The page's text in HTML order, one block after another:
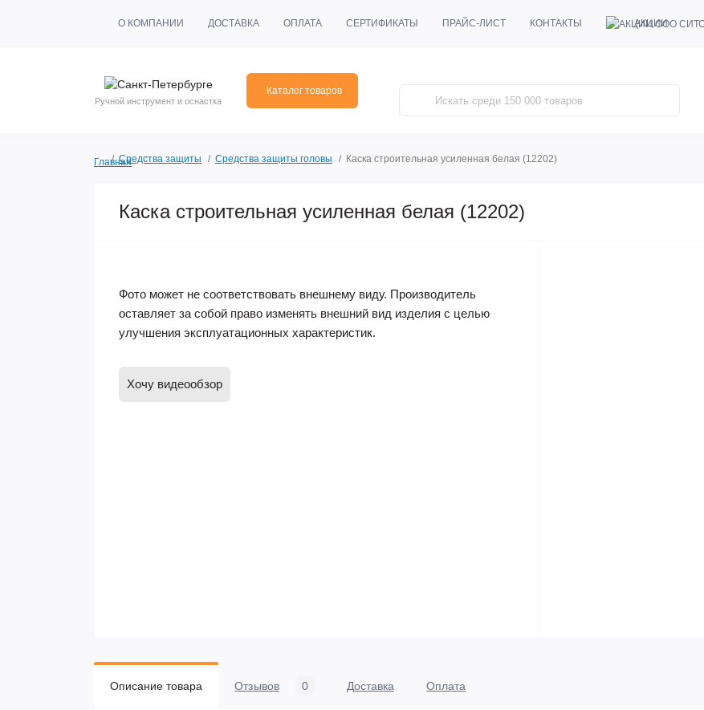
О КОМПАНИИ ДОСТАВКА ОПЛАТА СЕРТИФИКАТЫ ПРАЙС-ЛИСТ КОНТАКТЫ АКЦИИ
Ручной инструмент и оснастка
Каталог товаров
ГлавнаяСредства защиты Средства защиты головы Каска строительная усиленная белая (12202)
Каска строительная усиленная белая (12202)
Фото может не соответствовать внешнему виду. Производитель
оставляет за собой право изменять внешний вид изделия с целью
улучшения эксплуатационных характеристик.
Хочу видеообзор
Описание товара Отзывов 0 Доставка Оплата